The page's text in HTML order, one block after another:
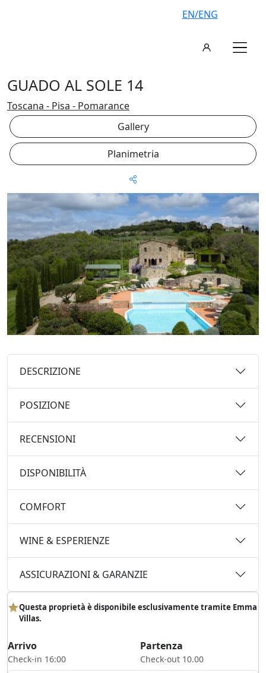
EN/ENG
GUADO AL SOLE 14
Toscana - Pisa - Pomarance
Gallery
Planimetria
DESCRIZIONE
POSIZIONE
RECENSIONI
DISPONIBILITÀ
COMFORT
WINE & ESPERIENZE
ASSICURAZIONI & GARANZIE
Questa proprietà è disponibile esclusivamente tramite Emma
Villas.
Arrivo
Check-in 16:00
Partenza
Check-out 10.00